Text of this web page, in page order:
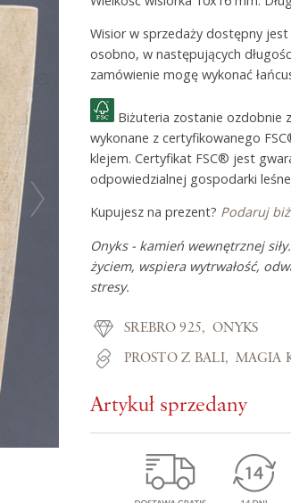
Inne
Z miłości do
Jak to się zaczęło?
Wyspa pełna inspiracji
Wisior w sprzedaży dostępny jest
osobno, w następujących
zamówienie mogę wykonać
Biżuteria zostanie ozdobnie
wykonane z certyfikowanego
klejem. Certyfikat FSC® jest
odpowiedzialnej gospodarki
Kupujesz na prezent? Podaruj
Onyks - kamień wewnętrznej
życiem, wspiera wytrwałość,
stresy.
SREBRO 925 ONYKS
PROSTO Z BALI MAGIA
Artykuł sprzedany